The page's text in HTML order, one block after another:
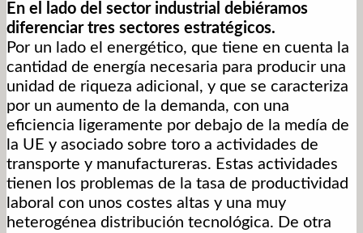
En el lado del sector industrial debiéramos
diferenciar tres sectores estratégicos.
Por un lado el energético, que tiene en cuenta la
cantidad de energía necesaria para producir una
unidad de riqueza adicional, y que se caracteriza
por un aumento de la demanda, con una
eficiencia ligeramente por debajo de la medía de
la UE y asociado sobre toro a actividades de
transporte y manufactureras. Estas actividades
tienen los problemas de la tasa de productividad
laboral con unos costes altas y una muy
heterogénea distribución tecnológica. De otra